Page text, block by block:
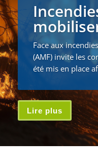
Face aux
(AMF) invite les
été mis en place
Lire plus